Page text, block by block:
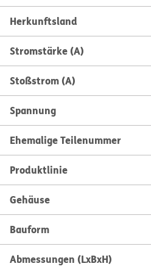
Herkunftsland
Stromstärke (A)
Stoßstrom (A)
Spannung
Ehemalige Teilenummer
Produktlinie
Gehäuse
Bauform
Abmessungen (LxBxH)